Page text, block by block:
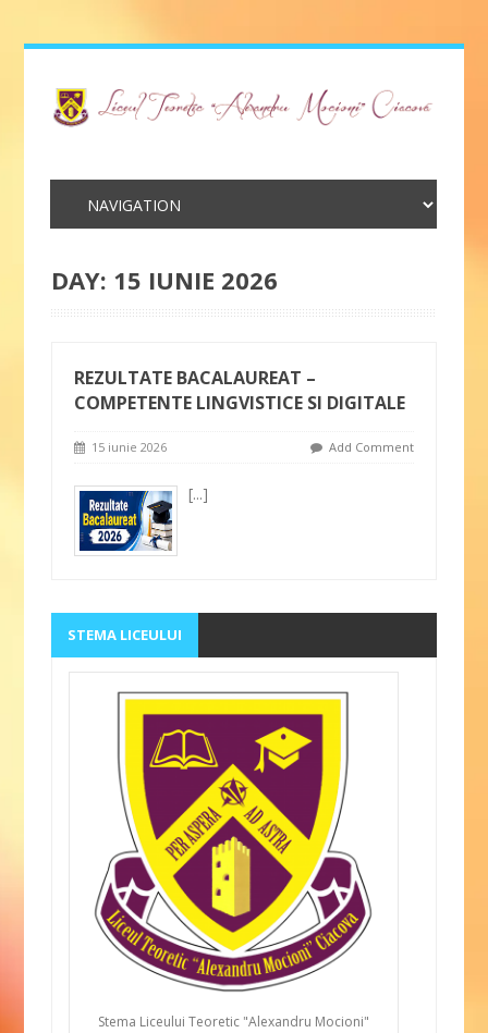
DAY: 15 IUNIE 2026
REZULTATE BACALAUREAT –
COMPETENTE LINGVISTICE SI DIGITALE
15 iunie 2026 Add Comment
[...]
STEMA LICEULUI
Stema Liceului Teoretic "Alexandru Mocioni"